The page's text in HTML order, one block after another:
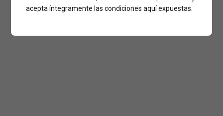
acepta íntegramente las condiciones aquí expuestas.